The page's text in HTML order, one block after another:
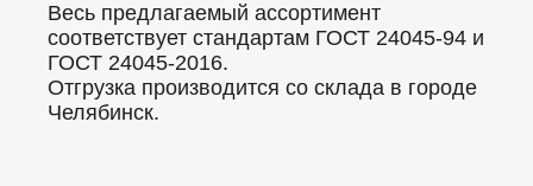
Весь предлагаемый ассортимент
соответствует стандартам ГОСТ 24045-94 и
ГОСТ 24045-2016.
Отгрузка производится со склада в городе
Челябинск.